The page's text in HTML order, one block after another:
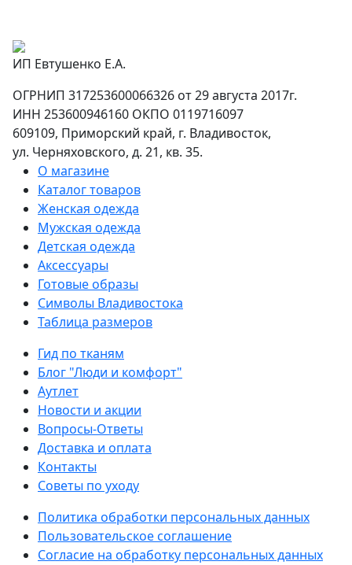
ИП Евтушенко Е.А.
ОГРНИП 317253600066326 от 29 августа 2017г.
ИНН 253600946160 ОКПО 0119716097
609109, Приморский край, г. Владивосток,
ул. Черняховского, д. 21, кв. 35.
О магазине
Каталог товаров
Женская одежда
Мужская одежда
Детская одежда
Аксессуары
Готовые образы
Символы Владивостока
Таблица размеров
Гид по тканям
Блог "Люди и комфорт"
Аутлет
Новости и акции
Вопросы-Ответы
Доставка и оплата
Контакты
Советы по уходу
Политика обработки персональных данных
Пользовательское соглашение
Согласие на обработку персональных данных